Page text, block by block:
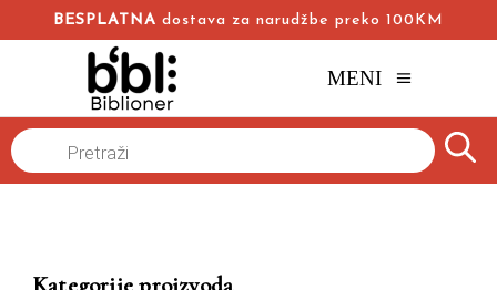
BESPLATNA dostava za narudžbe preko 100KM
MENI
Naslovna
Products
search